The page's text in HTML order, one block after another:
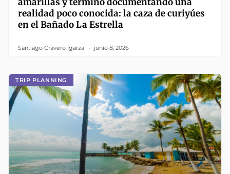
realidad poco conocida: la caza de curiyúes
en el Bañado La Estrella
Santiago Cravero Igarza junio 8, 2026
TRIP PLANNING